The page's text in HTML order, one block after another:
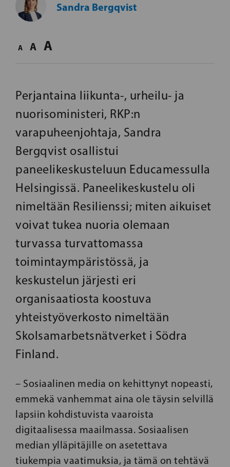
Sandra Bergqvist
A A A
Perjantaina liikunta-, urheilu- ja
nuorisoministeri, RKP:n
varapuheenjohtaja, Sandra
Bergqvist osallistui
paneelikeskusteluun Educamessulla
Helsingissä. Paneelikeskustelu oli
nimeltään Resilienssi; miten aikuiset
voivat tukea nuoria olemaan
turvassa turvattomassa
toimintaympäristössä, ja
keskustelun järjesti eri
organisaatiosta koostuva
yhteistyöverkosto nimeltään
Skolsamarbetsnätverket i Södra
Finland.
– Sosiaalinen media on kehittynyt nopeasti,
emmekä vanhemmat aina ole täysin selvillä
lapsiin kohdistuvista vaaroista
digitaalisessa maailmassa. Sosiaalisen
median ylläpitäjille on asetettava
tiukempia vaatimuksia, ja tämä on tehtävä